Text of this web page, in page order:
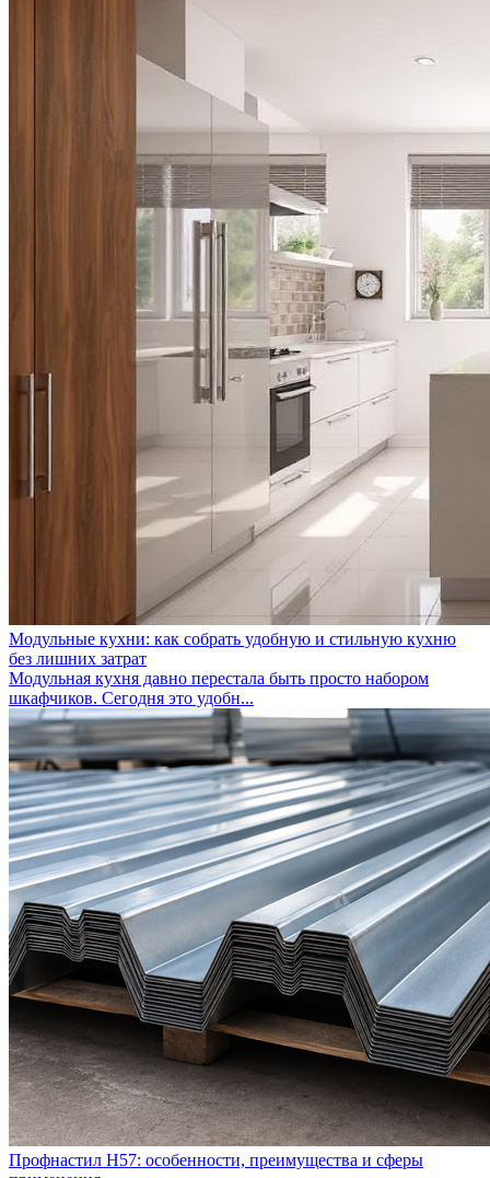
Модульные кухни: как собрать удобную и стильную кухню
без лишних затрат
Модульная кухня давно перестала быть просто набором
шкафчиков. Сегодня это удобн...
Профнастил Н57: особенности, преимущества и сферы